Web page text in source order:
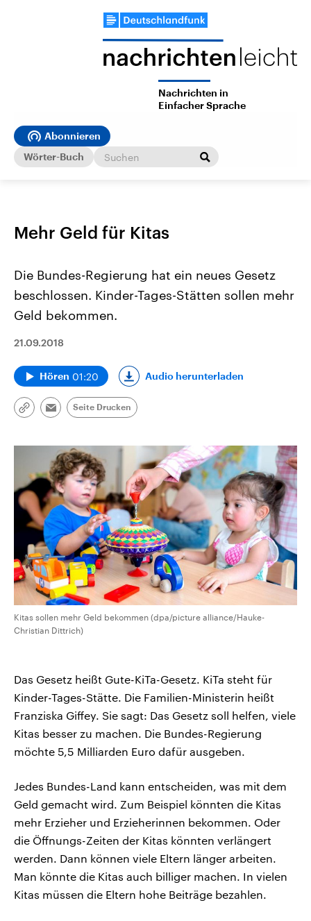
Nachrichten in
Einfacher Sprache
Abonnieren
Wörter-Buch
Mehr Geld für Kitas
Die Bundes-Regierung hat ein neues Gesetz
beschlossen. Kinder-Tages-Stätten sollen mehr
Geld bekommen.
21.09.2018
Hören 01:20 Audio herunterladen
Link
Email
Seite Drucken
Kitas sollen mehr Geld bekommen (dpa/picture alliance/Hauke-
Christian Dittrich)
Das Gesetz heißt Gute-KiTa-Gesetz. KiTa steht für
Kinder-Tages-Stätte. Die Familien-Ministerin heißt
Franziska Giffey. Sie sagt: Das Gesetz soll helfen, viele
Kitas besser zu machen. Die Bundes-Regierung
möchte 5,5 Milliarden Euro dafür ausgeben.
Jedes Bundes-Land kann entscheiden, was mit dem
Geld gemacht wird. Zum Beispiel könnten die Kitas
mehr Erzieher und Erzieherinnen bekommen. Oder
die Öffnungs-Zeiten der Kitas könnten verlängert
werden. Dann können viele Eltern länger arbeiten.
Man könnte die Kitas auch billiger machen. In vielen
Kitas müssen die Eltern hohe Beiträge bezahlen.